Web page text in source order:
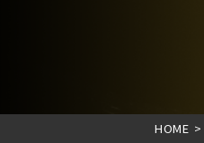
HOME >